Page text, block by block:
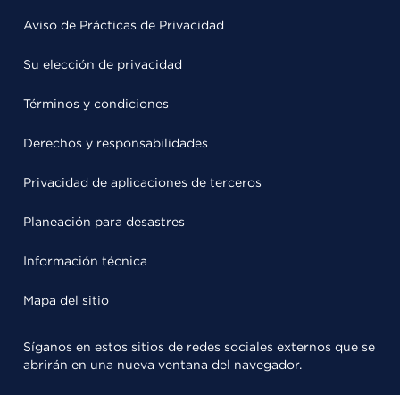
Aviso de Prácticas de Privacidad
Su elección de privacidad
Términos y condiciones
Derechos y responsabilidades
Privacidad de aplicaciones de terceros
Planeación para desastres
Información técnica
Mapa del sitio
Síganos en estos sitios de redes sociales externos que se
abrirán en una nueva ventana del navegador.